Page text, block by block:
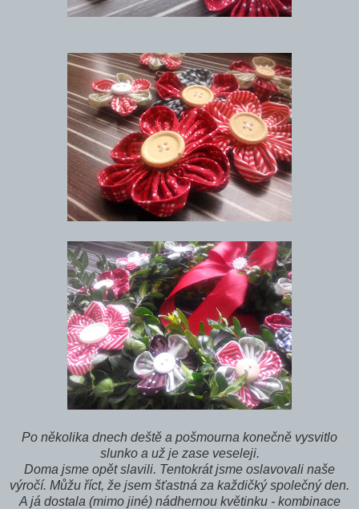
Po několika dnech deště a pošmourna konečně vysvitlo
slunko a už je zase veseleji.
Doma jsme opět slavili. Tentokrát jsme oslavovali naše
výročí. Můžu říct, že jsem šťastná za každičký společný den.
A já dostala (mimo jiné) nádhernou květinku - kombinace